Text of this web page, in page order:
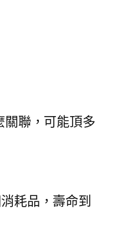
關聯，可能頂多
耗品，壽命到